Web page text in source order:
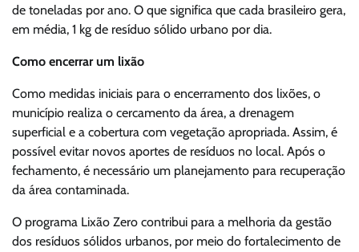
de toneladas por ano. O que significa que cada brasileiro gera,
em média, 1 kg de resíduo sólido urbano por dia.
Como encerrar um lixão
Como medidas iniciais para o encerramento dos lixões, o
município realiza o cercamento da área, a drenagem
superficial e a cobertura com vegetação apropriada. Assim, é
possível evitar novos aportes de resíduos no local. Após o
fechamento, é necessário um planejamento para recuperação
da área contaminada.
O programa Lixão Zero contribui para a melhoria da gestão
dos resíduos sólidos urbanos, por meio do fortalecimento de